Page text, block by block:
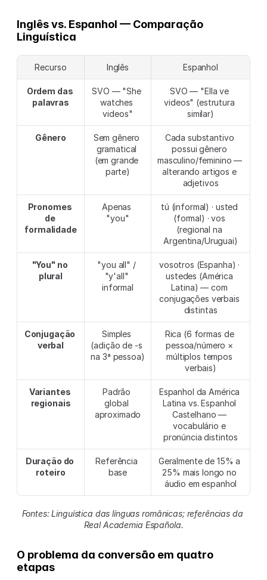
Inglês vs. Espanhol — Comparação
Linguística
Recurso Inglês Espanhol
Ordem das
palavras
SVO — "She
watches
videos"
SVO — "Ella ve
videos" (estrutura
similar)
Gênero
Sem gênero
gramatical
(em grande
parte)
Cada substantivo
possui gênero
masculino/feminino —
alterando artigos e
adjetivos
Pronomes
de
formalidade
Apenas
"you"
tú (informal) · usted
(formal) · vos
(regional na
Argentina/Uruguai)
"You" no
plural
"you all" /
"y'all"
informal
vosotros (Espanha) ·
ustedes (América
Latina) — com
conjugações verbais
distintas
Conjugação
verbal
Simples
(adição de -s
na 3ª pessoa)
Rica (6 formas de
pessoa/número ×
múltiplos tempos
verbais)
Variantes
regionais
Padrão
global
aproximado
Espanhol da América
Latina vs. Espanhol
Castelhano —
vocabulário e
pronúncia distintos
Duração do
roteiro
Referência
base
Geralmente de 15% a
25% mais longo no
áudio em espanhol
Fontes: Linguística das línguas românicas; referências da
Real Academia Española.
O problema da conversão em quatro
etapas